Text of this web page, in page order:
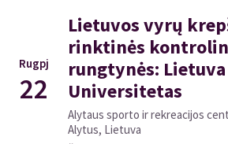
Rugpj
22
Lietuvos vyrų
rinktinės
rungtynės:
Universitetas
Alytaus sporto ir rekreacijos
Alytus, Lietuva